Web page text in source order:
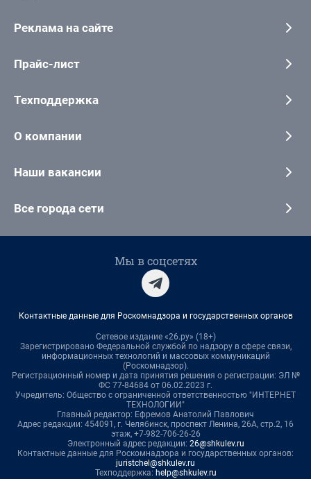
Реклама на сайте
Прайс-лист
Техподдержка
О компании
Наши вакансии
Все города сети
Мы в соцсетях
Контактные данные для Роскомнадзора и государственных органов
Сетевое издание «26.ру» (18+)
Зарегистрировано Федеральной службой по надзору в сфере связи,
информационных технологий и массовых коммуникаций
(Роскомнадзор).
Регистрационный номер и дата принятия решения о регистрации: ЭЛ №
ФС 77-84684 от 06.02.2023 г.
Учредитель: Общество с ограниченной ответственностью "ИНТЕРНЕТ
ТЕХНОЛОГИИ"
Главный редактор: Ефремов Анатолий Павлович
Адрес редакции: 454091, г. Челябинск, проспект Ленина, 26А, стр.2, 16
этаж, +7-982-706-26-26
Электронный адрес редакции: 26@shkulev.ru
Контактные данные для Роскомнадзора и государственных органов:
juristchel@shkulev.ru
Техподдержка: help@shkulev.ru